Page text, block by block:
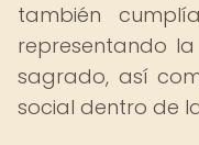
también
representando
sagrado, así
social dentro de